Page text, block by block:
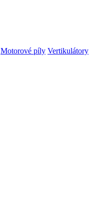
Motorové píly Vertikulátory